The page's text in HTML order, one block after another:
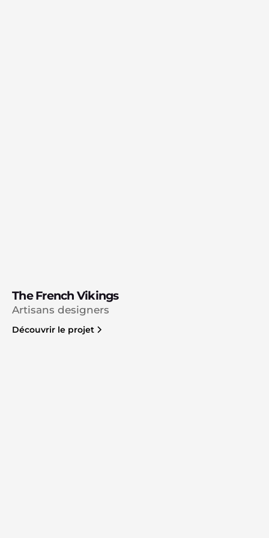
The French Vikings
Artisans designers
Découvrir le projet